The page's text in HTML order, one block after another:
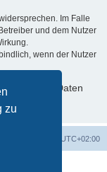
zu
Im Falle
und dem Nutzer
wenn der Nutzer
Daten
UTC+02:00
Limited